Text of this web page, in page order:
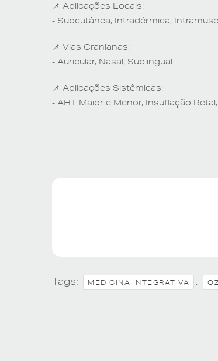
📌 Aplicações Locais:
• Subcutânea, Intradérmica,
📌 Vias Cranianas:
• Auricular, Nasal, Sublingual
📌 Aplicações Sistêmicas:
• AHT Maior e Menor, Insuflação
Tags: MEDICINA INTEGRATIVA ,